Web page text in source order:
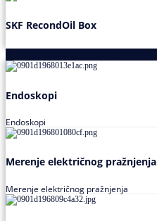
SKF RecondOil Box
Endoskopi
Endoskopi
Merenje električnog pražnjenja
Merenje električnog pražnjenja